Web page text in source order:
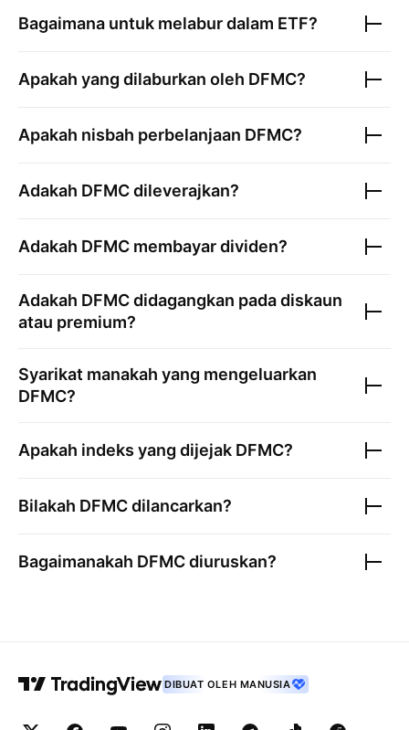
Bagaimana untuk melabur dalam ETF?
Apakah yang dilaburkan oleh DFMC?
Apakah nisbah perbelanjaan DFMC?
Adakah DFMCdileverajkan?
Adakah DFMC membayar dividen?
Adakah DFMCdidagangkan pada diskaun
atau premium?
Syarikat manakah yang mengeluarkan
DFMC?
Apakah indeks yang dijejak DFMC?
Bilakah DFMCdilancarkan?
Bagaimanakah DFMCdiuruskan?
DIBUAT OLEH MANUSIA